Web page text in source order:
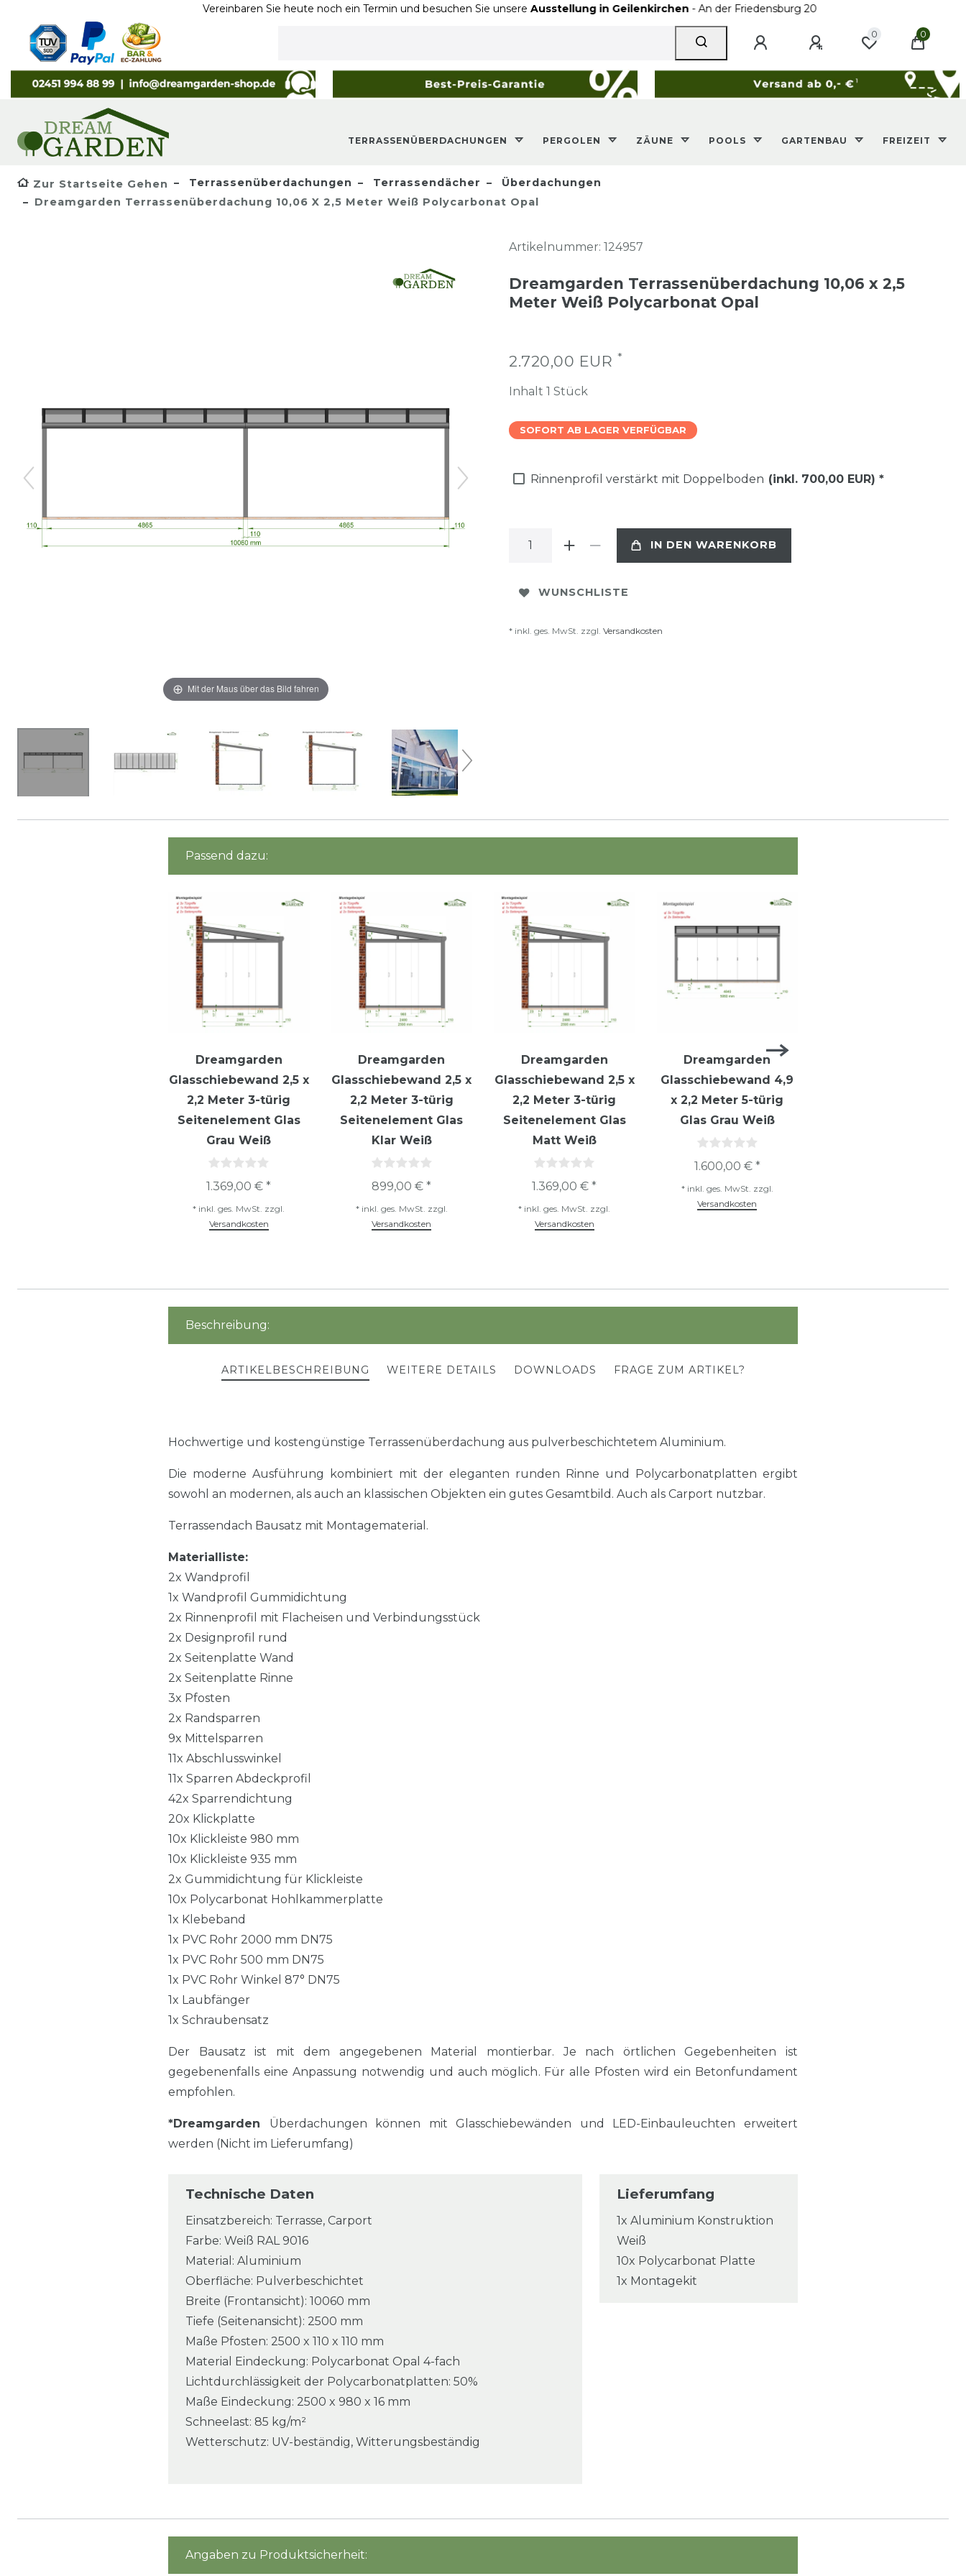
Vereinbaren Sie heute noch ein Termin und besuchen Sie unsereAusstellung in Geilenkirchen- An der Friedensburg 20
0 0
TERRASSENÜBERDACHUNGEN PERGOLEN ZÄUNE POOLS GARTENBAU FREIZEIT
Zur Startseite Gehen Terrassenüberdachungen Terrassendächer
Überdachungen
Dreamgarden Terrassenüberdachung 10,06 X 2,5 Meter Weiß Polycarbonat Opal
Mit der Maus über das Bild fahren
Artikelnummer: 124957
Dreamgarden Terrassenüberdachung 10,06 x 2,5
Meter Weiß Polycarbonat Opal
2.720,00 EUR *
Inhalt 1 Stück
SOFORT AB LAGER VERFÜGBAR
Rinnenprofil verstärkt mit Doppelboden (inkl. 700,00 EUR) *
IN DEN WARENKORB
WUNSCHLISTE
* inkl. ges. MwSt. zzgl. Versandkosten
Passend dazu:
Dreamgarden
Glasschiebewand 2,5 x
2,2 Meter 3-türig
Seitenelement Glas
Grau Weiß
1.369,00 € *
* inkl. ges. MwSt. zzgl.
Versandkosten
Dreamgarden
Glasschiebewand 2,5 x
2,2 Meter 3-türig
Seitenelement Glas
Klar Weiß
899,00 € *
* inkl. ges. MwSt. zzgl.
Versandkosten
Dreamgarden
Glasschiebewand 2,5 x
2,2 Meter 3-türig
Seitenelement Glas
Matt Weiß
1.369,00 € *
* inkl. ges. MwSt. zzgl.
Versandkosten
Dreamgarden
Glasschiebewand 4,9
x 2,2 Meter 5-türig
Glas Grau Weiß
1.600,00 € *
* inkl. ges. MwSt. zzgl.
Versandkosten
Beschreibung:
ARTIKELBESCHREIBUNG WEITERE DETAILS DOWNLOADS FRAGE ZUM ARTIKEL?
Hochwertige und kostengünstige Terrassenüberdachung aus pulverbeschichtetem Aluminium.
Die moderne Ausführung kombiniert mit der eleganten runden Rinne und Polycarbonatplatten ergibt
sowohl an modernen, als auch an klassischen Objekten ein gutes Gesamtbild. Auch als Carport nutzbar.
Terrassendach Bausatz mit Montagematerial.
Materialliste:
2x Wandprofil
1x Wandprofil Gummidichtung
2x Rinnenprofil mit Flacheisen und Verbindungsstück
2x Designprofil rund
2x Seitenplatte Wand
2x Seitenplatte Rinne
3x Pfosten
2x Randsparren
9x Mittelsparren
11x Abschlusswinkel
11x Sparren Abdeckprofil
42x Sparrendichtung
20x Klickplatte
10x Klickleiste 980 mm
10x Klickleiste 935 mm
2x Gummidichtung für Klickleiste
10x Polycarbonat Hohlkammerplatte
1x Klebeband
1x PVC Rohr 2000 mm DN75
1x PVC Rohr 500 mm DN75
1x PVC Rohr Winkel 87° DN75
1x Laubfänger
1x Schraubensatz
Der Bausatz ist mit dem angegebenen Material montierbar. Je nach örtlichen Gegebenheiten ist
gegebenenfalls eine Anpassung notwendig und auch möglich. Für alle Pfosten wird ein Betonfundament
empfohlen.
*Dreamgarden Überdachungen können mit Glasschiebewänden und LED-Einbauleuchten erweitert
werden (Nicht im Lieferumfang)
Technische Daten
Einsatzbereich: Terrasse, Carport
Farbe: Weiß RAL 9016
Material: Aluminium
Oberfläche: Pulverbeschichtet
Breite (Frontansicht): 10060 mm
Tiefe (Seitenansicht): 2500 mm
Maße Pfosten: 2500 x 110 x 110 mm
Material Eindeckung: Polycarbonat Opal 4-fach
Lichtdurchlässigkeit der Polycarbonatplatten: 50%
Maße Eindeckung: 2500 x 980 x 16 mm
Schneelast: 85 kg/m²
Wetterschutz: UV-beständig, Witterungsbeständig
Lieferumfang
1x Aluminium Konstruktion
Weiß
10x Polycarbonat Platte
1x Montagekit
Angaben zu Produktsicherheit: